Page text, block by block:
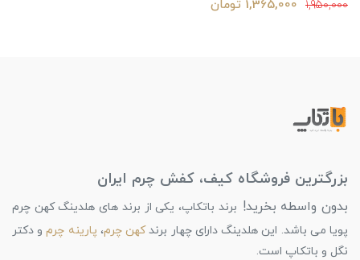
1,950,000 1,365,000 تومان
بزرگترین فروشگاه کیف، کفش چرم ایران
بدون واسطه بخرید! برند باتکاپ، یکی از برند های هلدینگ کهن چرم
پویا می باشد. این هلدینگ دارای چهار برندکهن چرم، پارینه چرمو دکتر
نگل و باتکاپ است.